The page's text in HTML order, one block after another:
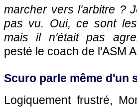
marcher vers l'arbitre ?
pas vu. Oui, ce sont
mais il n'était pas
pesté le coach de l'ASM
Scuro parle même d'un
Logiquement frustré,